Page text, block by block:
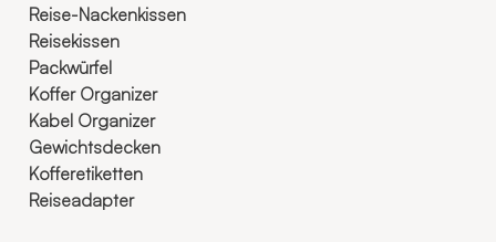
Reise-Nackenkissen
Reisekissen
Packwürfel
Koffer Organizer
Kabel Organizer
Gewichtsdecken
Kofferetiketten
Reiseadapter